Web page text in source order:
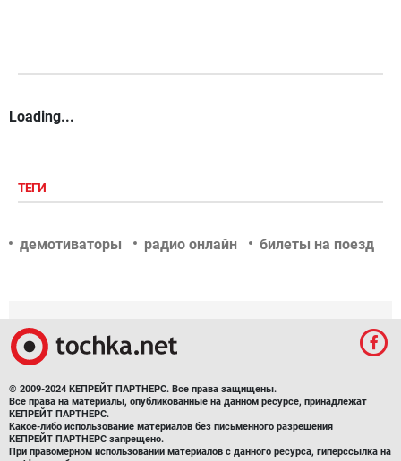
Loading...
ТЕГИ
демотиваторы радио онлайн билеты на поезд
© 2009-2024 КЕПРЕЙТ ПАРТНЕРС. Все права защищены.
Все права на материалы, опубликованные на данном ресурсе, принадлежат
КЕПРЕЙТ ПАРТНЕРС.
Какое-либо использование материалов без письменного разрешения
КЕПРЕЙТ ПАРТНЕРС запрещено.
При правомерном использовании материалов с данного ресурса, гиперссылка на